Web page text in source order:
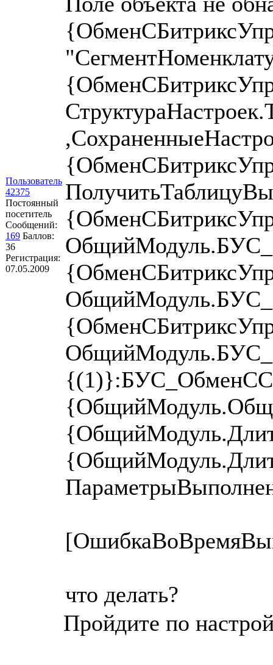
Пользователь
42375
Постоянный
посетитель
Сообщений:
169 Баллов:
36
Регистрация:
07.05.2009
что делать?
Пройдите по